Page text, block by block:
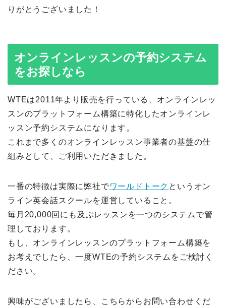
りがとうございました！
オンラインレッスンの予約システム
をお探しなら
WTEは2011年より販売を行っている、オンラインレッ
スンのプラットフォーム構築に特化したオンラインレ
ッスン予約システムになります。
これまで多くのオンラインレッスン事業者の基盤の仕
組みとして、ご利用いただきました。
一番の特徴は実際に弊社でワールドトーク というオン
ライン英会話スクールを運営していること。
毎月20,000回にも及ぶレッスンを一つのシステムで管
理しております。
もし、オンラインレッスンのプラットフォーム構築を
お考えでしたら、一度WTEの予約システムをご検討く
ださい。
興味がございましたら、こちらからお問い合わせくだ